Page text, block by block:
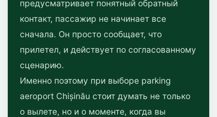
предусматривает понятный обратный
контакт, пассажир не начинает все
сначала. Он просто сообщает, что
прилетел, и действует по согласованному
сценарию.
Именно поэтому при выборе parking
aeroport Chișinău стоит думать не только
о вылете, но и о моменте, когда вы